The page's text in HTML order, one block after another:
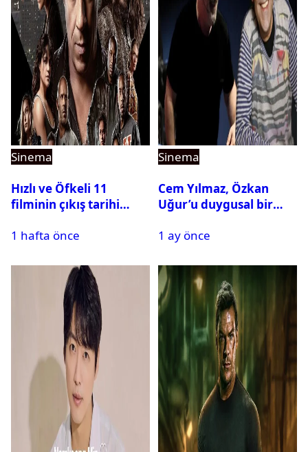
Sinema
Hızlı ve Öfkeli 11
filminin çıkış tarihi
1 hafta önce
Sinema
Cem Yılmaz, Özkan
Uğur’u duygusal bir
1 ay önce